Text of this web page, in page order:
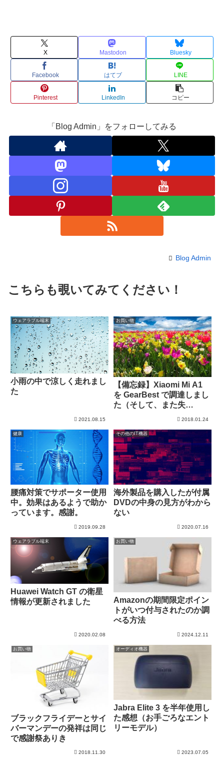
X Mastodon Bluesky
Facebook はてブ LINE
Pinterest LinkedIn コピー
「Blog Admin」をフォローしてみる
Blog Admin
こちらも覗いてみてください！
ウェアラブル端末
小雨の中で涼しく走れまし
た
2021.08.15
お買い物
【備忘録】Xiaomi Mi A1
を GearBest で調達しまし
た（そして、また失
2018.01.24
健康
腰痛対策でサポーター使用
中。効果はあるようで助か
っています。感謝。
2019.09.28
その他のIT機器
海外製品を購入したが付属
DVDの中身の見方がわから
ない
2020.07.16
ウェアラブル端末
Huawei Watch GT の衛星
情報が更新されました
2020.02.08
お買い物
Amazonの期間限定ポイン
トがいつ付与されたのか調
べる方法
2024.12.11
お買い物
ブラックフライデーとサイ
バーマンデーの発祥は同じ
で感謝祭ありき
2018.11.30
オーディオ機器
Jabra Elite 3 を半年使用し
た感想（お手ごろなエント
リーモデル）
2023.07.05